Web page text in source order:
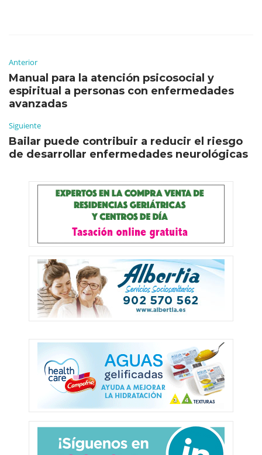
Anterior
Manual para la atención psicosocial y
espiritual a personas con enfermedades
avanzadas
Siguiente
Bailar puede contribuir a reducir el riesgo
de desarrollar enfermedades neurológicas